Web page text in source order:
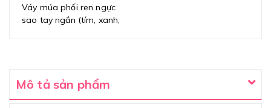
Váy múa phối ren ngực
sao tay ngắn (tím, xanh,
Mô tả sản phẩm